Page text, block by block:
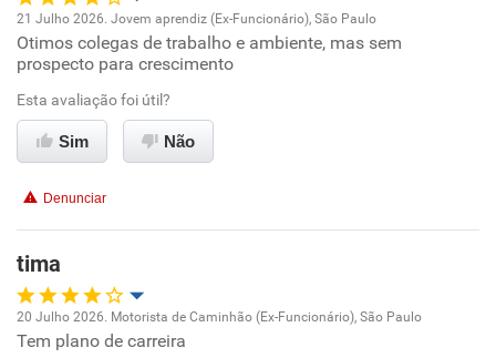
Recomenda a diretoria
Oportunidade de promoção
Ambiente de trabalho
Conciliação com a vida familiar
21 Julho 2026. Jovem aprendiz (Ex-Funcionário), São Paulo
Otimos colegas de trabalho e ambiente, mas sem
prospecto para crescimento
Esta avaliação foi útil?
Sim Não
Denunciar
tima
Oportunidade de promoção
20 Julho 2026. Motorista de Caminhão (Ex-Funcionário), São Paulo
Tem plano de carreira